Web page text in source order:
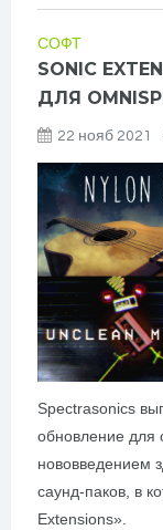
СОФТ
SONIC
ДЛЯ
22 нояб 2021
Spectrasonics
обновление для
нововведением
саунд-паков, в
Extensions».